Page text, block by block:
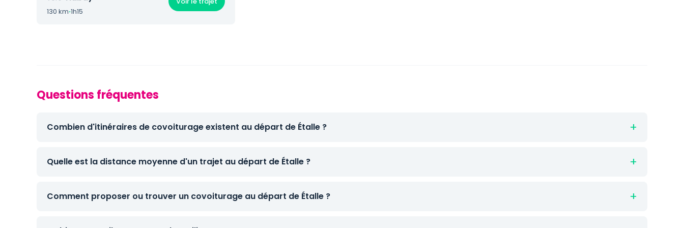
130 km·1h15
Questions fréquentes
Combien d'itinéraires de covoiturage existent au départ de Étalle ?
Quelle est la distance moyenne d'un trajet au départ de Étalle ?
Comment proposer ou trouver un covoiturage au départ de Étalle ?